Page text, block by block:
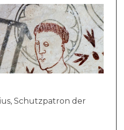
Schutzpatron der